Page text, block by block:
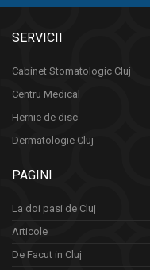
SERVICII
Cabinet Stomatologic Cluj
Centru Medical
Hernie de disc
Dermatologie Cluj
PAGINI
La doi pasi de Cluj
Articole
De Facut in Cluj